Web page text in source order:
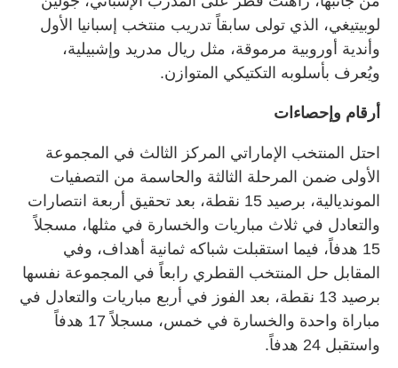
لوبيتيغي، الذي تولى سابقاً تدريب منتخب إسبانيا الأول
وأندية أوروبية مرموقة، مثل ريال مدريد وإشبيلية،
ويُعرف بأسلوبه التكتيكي المتوازن.
أرقام وإحصاءات
احتل المنتخب الإماراتي المركز الثالث في المجموعة
الأولى ضمن المرحلة الثالثة والحاسمة من التصفيات
المونديالية، برصيد 15 نقطة، بعد تحقيق أربعة انتصارات
والتعادل في ثلاث مباريات والخسارة في مثلها، مسجلاً
15 هدفاً، فيما استقبلت شباكه ثمانية أهداف، وفي
المقابل حل المنتخب القطري رابعاً في المجموعة نفسها
برصيد 13 نقطة، بعد الفوز في أربع مباريات والتعادل في
مباراة واحدة والخسارة في خمس، مسجلاً 17 هدفاً
واستقبل 24 هدفاً.